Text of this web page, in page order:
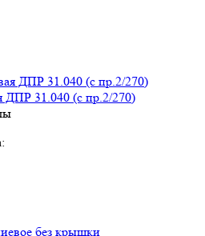
ДПР 31.040 (с пр.2/270)